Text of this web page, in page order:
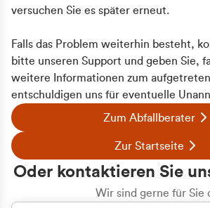
versuchen Sie es später erneut.
Falls das Problem weiterhin besteht,
bitte unseren Support und geben Sie,
weitere Informationen zum
entschuldigen uns für eventuelle
Zum Abfallberater
Zur Startseite
Oder kontaktieren Sie
Wir sind gerne für Sie